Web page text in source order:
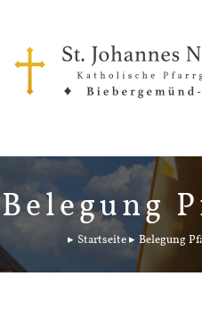
Belegung
Startseite Belegung